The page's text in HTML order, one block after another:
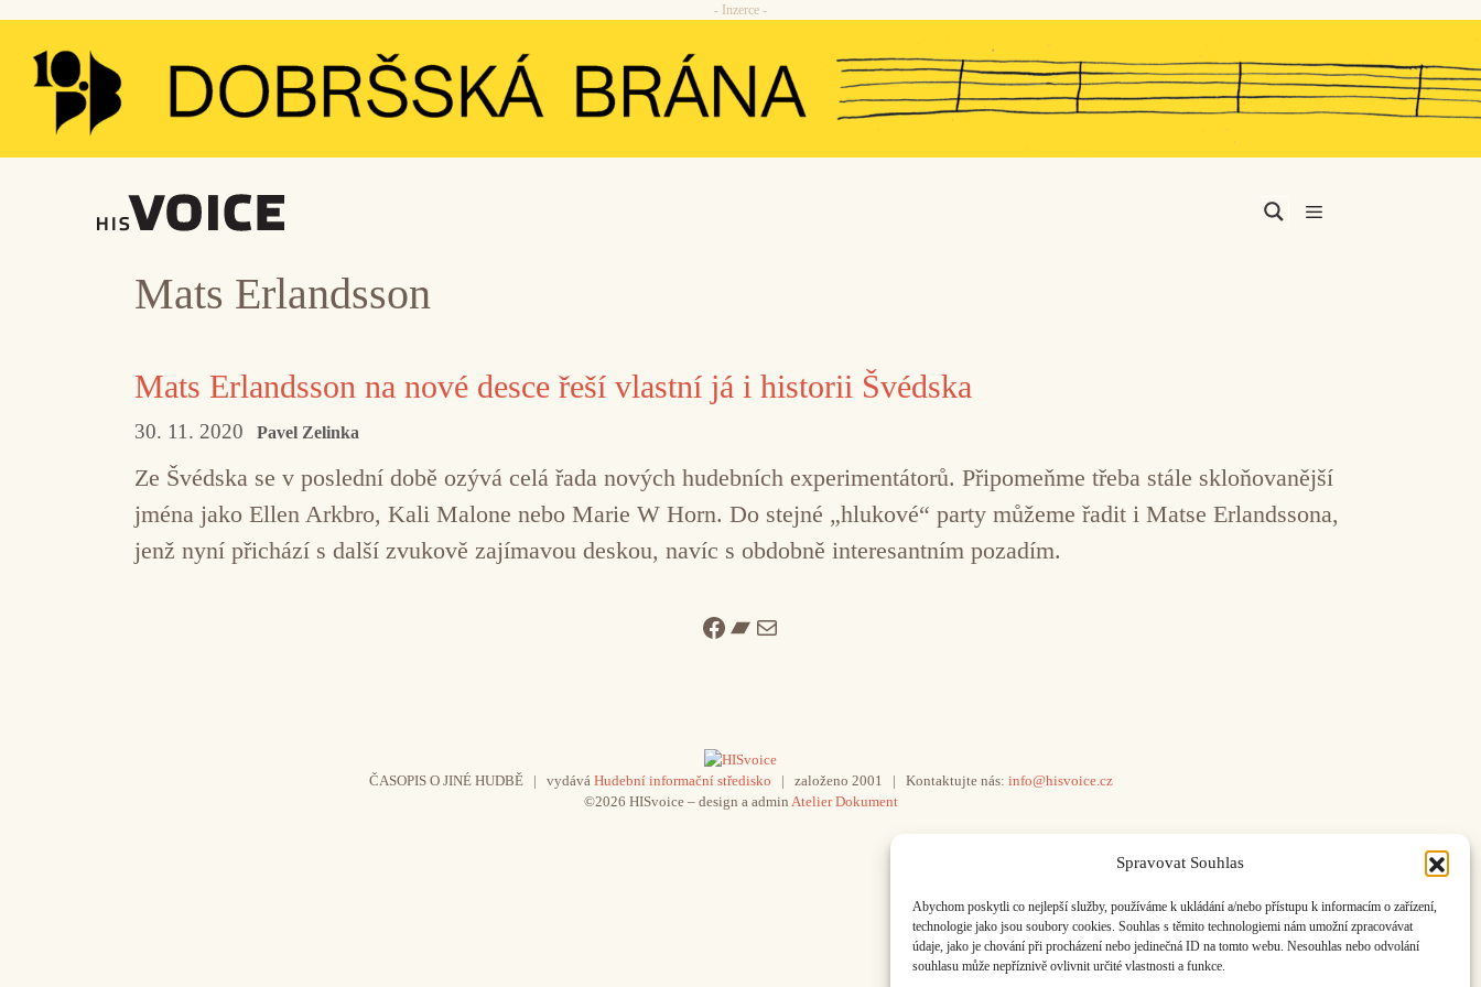
Spravovat Souhlas
Abychom poskytli co nejlepší služby, používáme k ukládání a/nebo přístupu k informacím o zařízení,
technologie jako jsou soubory cookies. Souhlas s těmito technologiemi nám umožní zpracovávat
údaje, jako je chování při procházení nebo jedinečná ID na tomto webu. Nesouhlas nebo odvolání
souhlasu může nepříznivě ovlivnit určité vlastnosti a funkce.
Přeskočit
obsah
- Inzerce -
Mats Erlandsson
Mats Erlandsson na nové desce řeší vlastní já i historii Švédska
30. 11. 2020 Pavel Zelinka
Ze Švédska se v poslední době ozývá celá řada nových hudebních experimentátorů. Připomeňme třeba stále skloňovanější
jména jako Ellen Arkbro, Kali Malone nebo Marie W Horn. Do stejné „hlukové“ party můžeme řadit i Matse Erlandssona,
jenž nyní přichází s další zvukově zajímavou deskou, navíc s obdobně interesantním pozadím.
Facebook
Bandcamp
Mail
ČASOPIS O JINÉ HUDBĚ | vydává Hudební informační středisko | založeno 2001 | Kontaktujte nás: info@hisvoice.cz
©2026 HISvoice – design a admin Atelier Dokument